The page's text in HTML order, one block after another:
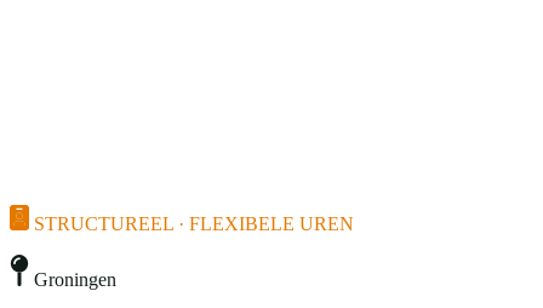
STRUCTUREEL · FLEXIBELE UREN
Groningen